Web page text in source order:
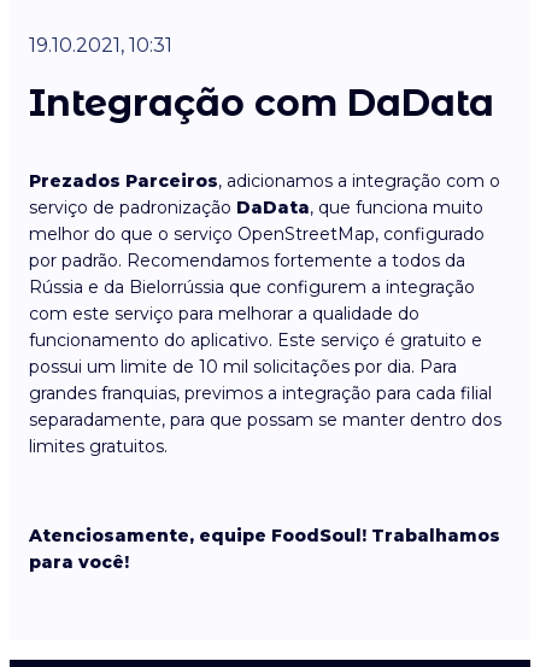
19.10.2021, 10:31
Integração com DaData
Prezados Parceiros, adicionamos a integração com o
serviço de padronização DaData, que funciona muito
melhor do que o serviço OpenStreetMap, configurado
por padrão. Recomendamos fortemente a todos da
Rússia e da Bielorrússia que configurem a integração
com este serviço para melhorar a qualidade do
funcionamento do aplicativo. Este serviço é gratuito e
possui um limite de 10 mil solicitações por dia. Para
grandes franquias, previmos a integração para cada filial
separadamente, para que possam se manter dentro dos
limites gratuitos.
Atenciosamente, equipe FoodSoul! Trabalhamos
para você!